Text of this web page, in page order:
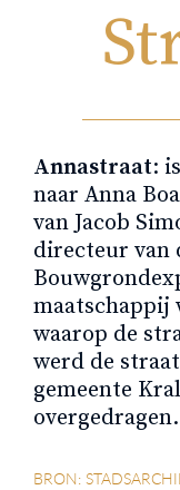
Annastraat:
naar Anna
van Jacob
directeur van
maatschappij
waarop de
werd de
gemeente
overgedragen.
BRON: